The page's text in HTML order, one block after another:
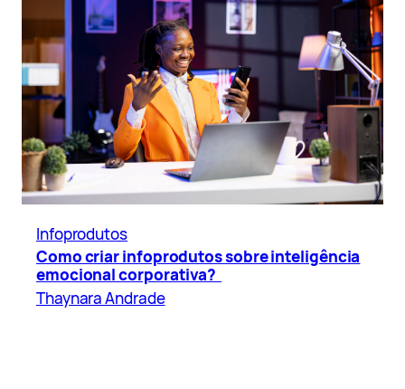
Infoprodutos
Como criar infoprodutos sobre inteligência
emocional corporativa?
Thaynara Andrade